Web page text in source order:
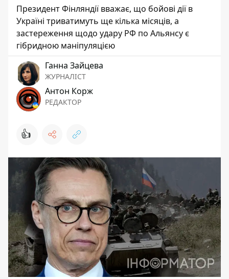
Президент Фінляндії вважає, що бойові дії в
Україні триватимуть ще кілька місяців, а
застереження щодо удару РФ по Альянсу є
гібридною маніпуляцією
Ганна Зайцева
ЖУРНАЛІСТ
Антон Корж
РЕДАКТОР
👍